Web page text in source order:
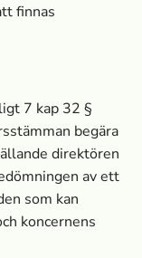
finnas
7 kap 32 §
begära
direktören
av ett
som kan
koncernens